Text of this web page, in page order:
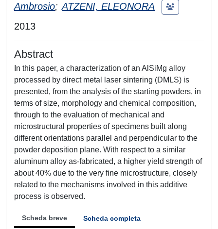
Ambrosio; ATZENI, ELEONORA
2013
Abstract
In this paper, a characterization of an AlSiMg alloy
processed by direct metal laser sintering (DMLS) is
presented, from the analysis of the starting powders, in
terms of size, morphology and chemical composition,
through to the evaluation of mechanical and
microstructural properties of specimens built along
different orientations parallel and perpendicular to the
powder deposition plane. With respect to a similar
aluminum alloy as-fabricated, a higher yield strength of
about 40% due to the very fine microstructure, closely
related to the mechanisms involved in this additive
process is observed.
Scheda breve Scheda completa